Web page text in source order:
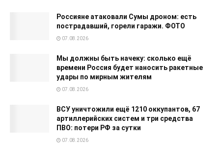
Россияне атаковали Сумы дроном: есть
пострадавший, горели гаражи. ФОТО
07.08.2026
Мы должны быть начеку: сколько ещё
времени Россия будет наносить ракетные
удары по мирным жителям
07.08.2026
ВСУ уничтожили ещё 1210 оккупантов, 67
артиллерийских систем и три средства
ПВО: потери РФ за сутки
07.08.2026